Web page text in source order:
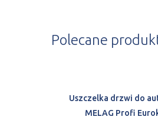
Polecane
Uszczelka drzwi do
MELAG Profi